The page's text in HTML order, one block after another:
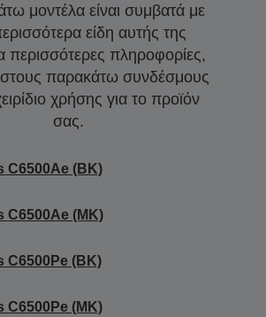
μοντέλα είναι συμβατά με
είδη αυτής της
περισσότερες πληροφορίες,
στους παρακάτω συνδέσμους
χρήσης για το προϊόν
σας.
C6500Ae (BK)
C6500Ae (MK)
C6500Pe (BK)
C6500Pe (MK)